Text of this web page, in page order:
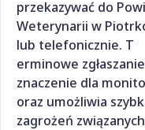
przekazywać do
Weterynarii w
lub telefonicznie. T
erminowe
znaczenie dla
oraz umożliwia
zagrożeń